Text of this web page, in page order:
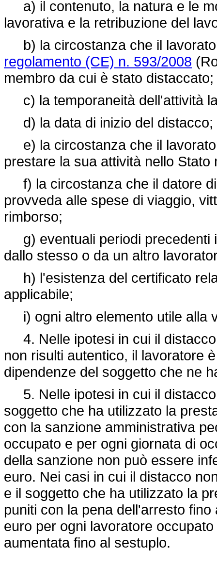
a) il contenuto, la natura e le
lavorativa e la retribuzione del
b) la circostanza che il
regolamento (CE) n. 593/2008
membro da cui è stato distaccato;
c) la temporaneità dell'attività
d) la data di inizio del distacco;
e) la circostanza che il
prestare la sua attività nello
f) la circostanza che il datore
provveda alle spese di viaggio,
rimborso;
g) eventuali periodi precedenti
dallo stesso o da un altro
h) l'esistenza del certificato
applicabile;
i) ogni altro elemento utile alla
4. Nelle ipotesi in cui il
non risulti autentico, il lavoratore
dipendenze del soggetto che ne
5. Nelle ipotesi in cui il
soggetto che ha utilizzato la
con la sanzione amministrativa
occupato e per ogni giornata di
della sanzione non può essere
euro. Nei casi in cui il distacco
e il soggetto che ha utilizzato la
puniti con la pena dell'arresto
euro per ogni lavoratore
aumentata fino al sestuplo.